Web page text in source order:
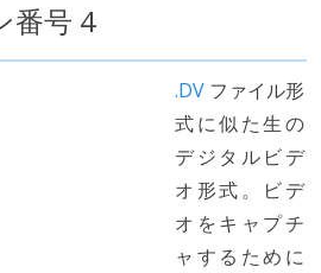
番号 4
.DV ファイル形
式に似た生の
デジタルビデ
オ形式。ビデ
オをキャプチ
ャするために